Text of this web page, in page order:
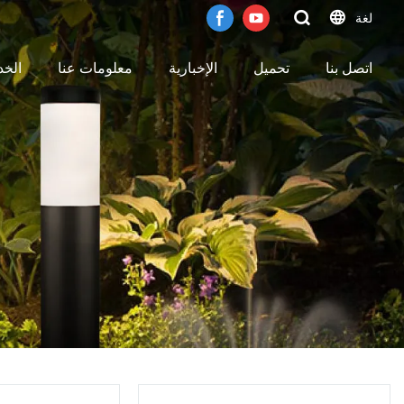
لغة
معلومات عنا الإخبارية تحميل اتصل بنا